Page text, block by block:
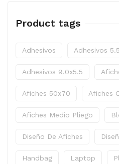
Product tags
Adhesivos Adhesivos
Adhesivos 9.0x5.5
Afiches 50x70 Afiches
Afiches Medio Pliego
Diseño De Afiches
Handbag Laptop